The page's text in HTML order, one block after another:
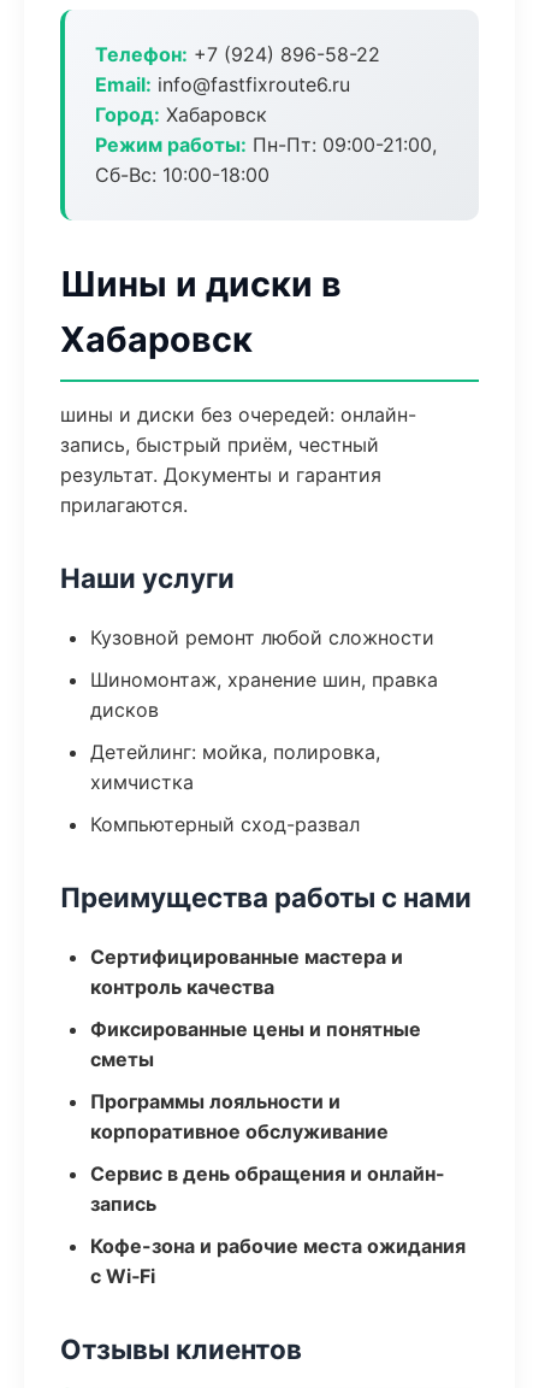
Телефон: +7 (924) 896-58-22
Email: info@fastfixroute6.ru
Город: Хабаровск
Режим работы: Пн-Пт: 09:00-21:00,
Сб-Вс: 10:00-18:00
Шины и диски в
Хабаровск
шины и диски без очередей: онлайн-
запись, быстрый приём, честный
результат. Документы и гарантия
прилагаются.
Наши услуги
Кузовной ремонт любой сложности
Шиномонтаж, хранение шин, правка
дисков
Детейлинг: мойка, полировка,
химчистка
Компьютерный сход-развал
Преимущества работы с нами
Сертифицированные мастера и
контроль качества
Фиксированные цены и понятные
сметы
Программы лояльности и
корпоративное обслуживание
Сервис в день обращения и онлайн-
запись
Кофе-зона и рабочие места ожидания
с Wi‑Fi
Отзывы клиентов